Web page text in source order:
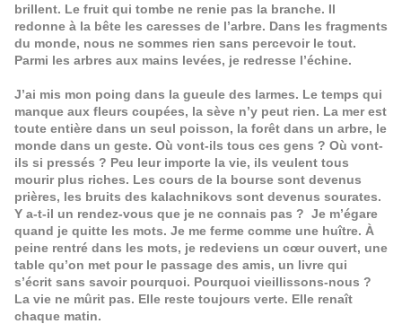
brillent. Le fruit qui tombe ne renie pas la branche. Il
redonne à la bête les caresses de l’arbre. Dans les fragments
du monde, nous ne sommes rien sans percevoir le tout.
Parmi les arbres aux mains levées, je redresse l’échine.
J’ai mis mon poing dans la gueule des larmes. Le temps qui
manque aux fleurs coupées, la sève n’y peut rien. La mer est
toute entière dans un seul poisson, la forêt dans un arbre, le
monde dans un geste. Où vont-ils tous ces gens ? Où vont-
ils si pressés ? Peu leur importe la vie, ils veulent tous
mourir plus riches. Les cours de la bourse sont devenus
prières, les bruits des kalachnikovs sont devenus sourates.
Y a-t-il un rendez-vous que je ne connais pas ? Je m’égare
quand je quitte les mots. Je me ferme comme une huître. À
peine rentré dans les mots, je redeviens un cœur ouvert, une
table qu’on met pour le passage des amis, un livre qui
s’écrit sans savoir pourquoi. Pourquoi vieillissons-nous ?
La vie ne mûrit pas. Elle reste toujours verte. Elle renaît
chaque matin.